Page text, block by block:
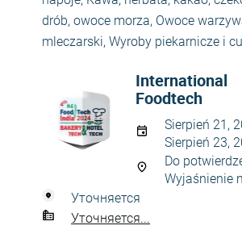
drób, owoce morza, Owoce
mleczarski, Wyroby piekarnicze i
International
Foodtech
Sierpień 21,
Sierpień 23,
Do
Wyjaśnienie
Уточняется
Уточняется...